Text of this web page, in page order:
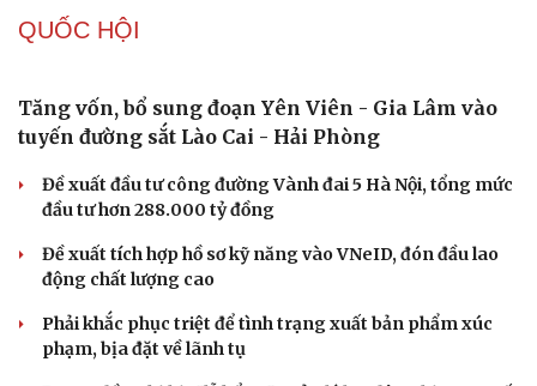
Thực tiễn vận hành chính quyền ba cấp bác bỏ mọi luận
điệu xuyên tạc
Thủ đoạn xuyên tạc mới trên không gian mạng thời AI
Tự cảnh giác trước tâm lý đám đông khi dùng mạng xã
hội
Khi mạng xã hội thành nơi phán xử
XÂY DỰNG, CHỈNH ĐỐN ĐẢNG